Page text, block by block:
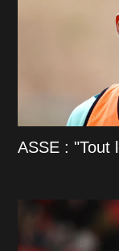
ASSE : "Tout